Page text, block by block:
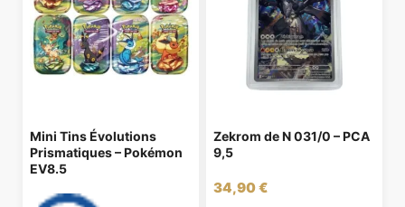
Mini Tins Évolutions
Prismatiques – Pokémon
EV8.5
Zekrom de N 031/0 – PCA
9,5
34,90€